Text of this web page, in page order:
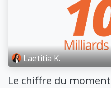
Laetitia K.
Le chiffre du moment